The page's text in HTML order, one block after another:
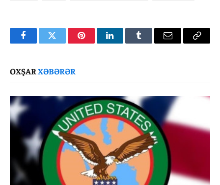
FacebookTwitter PinterestLinkedInTumblr Email
Copy
OXŞARXƏBƏRƏR